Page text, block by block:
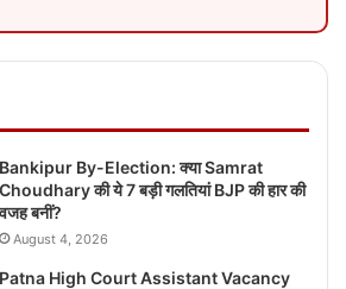
Bankipur By-Election: क्या Samrat
Choudhary की ये 7 बड़ी गलतियां BJP की हार की
वजह बनीं?
August 4, 2026
Patna High Court Assistant Vacancy